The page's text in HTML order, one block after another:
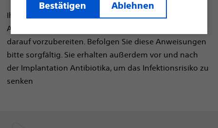
Bestätigen Ablehnen
Ihr Gesundheitsdienstleister wird Ihnen spezifische
Anweisungen geben, was Sie tun müssen, um sich
darauf vorzubereiten. Befolgen Sie diese Anweisungen
bitte sorgfältig. Sie erhalten außerdem vor und nach
der Implantation Antibiotika, um das Infektionsrisiko zu
senken